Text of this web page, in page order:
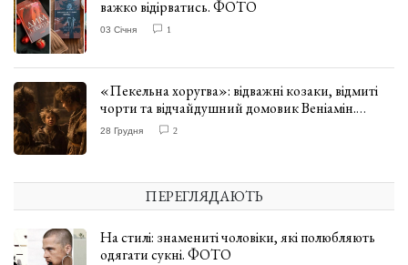
важко відірватись. ФОТО
03 Січня 1
«Пекельна хоругва»: відважні козаки, відмиті
чорти та відчайдушний домовик Веніамін.
ВІДГУК
28 Грудня 2
ПЕРЕГЛЯДАЮТЬ
На стилі: знамениті чоловіки, які полюбляють
одягати сукні. ФОТО